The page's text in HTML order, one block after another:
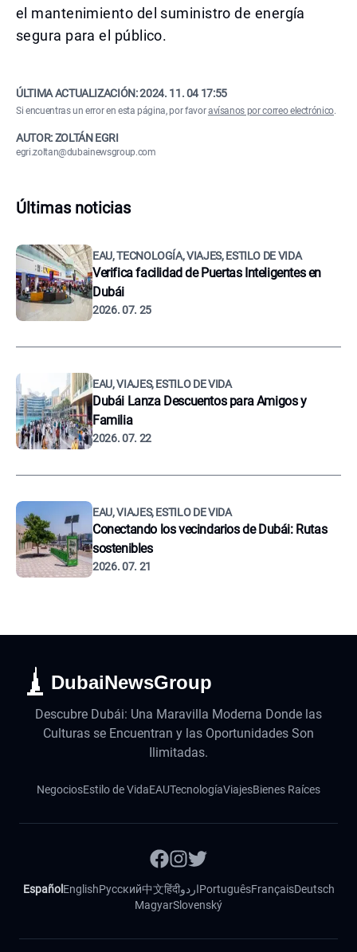
el mantenimiento del suministro de energía
segura para el público.
ÚLTIMA ACTUALIZACIÓN:2024. 11. 04 17:55
Si encuentras un error en esta página, por favoravísanos por correo electrónico.
AUTOR: ZOLTÁN EGRI
egri.zoltan@dubainewsgroup.com
Últimas noticias
EAU, TECNOLOGÍA, VIAJES, ESTILO DE VIDA
Verifica facilidad de Puertas Inteligentes en
Dubái
2026. 07. 25
EAU, VIAJES, ESTILO DE VIDA
Dubái Lanza Descuentos para Amigos y
Familia
2026. 07. 22
EAU, VIAJES, ESTILO DE VIDA
Conectando los vecindarios de Dubái: Rutas
sostenibles
2026. 07. 21
DubaiNewsGroup
Descubre Dubái: Una Maravilla Moderna Donde las
Culturas se Encuentran y las Oportunidades Son
Ilimitadas.
NegociosEstilo de VidaEAUTecnologíaViajesBienes Raíces
Español EnglishРусский中文हिंदीاردوPortuguêsFrançaisDeutsch
MagyarSlovenský